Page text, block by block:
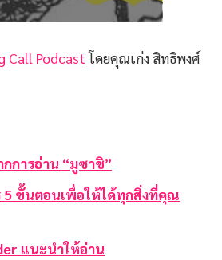
Call Podcastโดยคุณเก่ง สิทธิพงศ์
การอ่าน “มูซาชิ”
5 ขั้นตอนเพื่อให้ได้ทุกสิ่งที่คุณ
แนะนำให้อ่าน